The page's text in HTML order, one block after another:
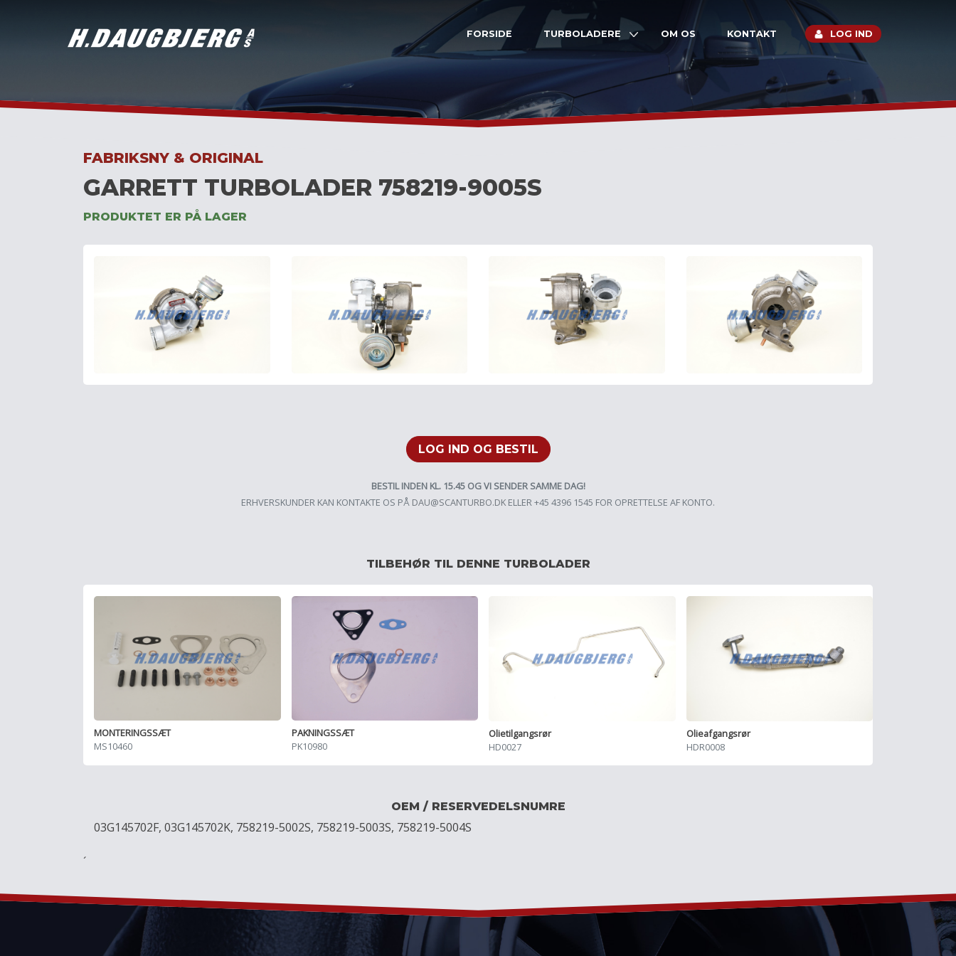
FORSIDE TURBOLADERE OM OS KONTAKT LOG IND
FABRIKSNY & ORIGINAL
GARRETT TURBOLADER 758219-9005S
PRODUKTET ER PÅ LAGER
LOG IND OG BESTIL
BESTIL INDEN KL. 15.45 OG VI SENDER SAMME DAG!
ERHVERSKUNDER KAN KONTAKTE OS PÅ DAU@SCANTURBO.DK ELLER +45 4396 1545 FOR OPRETTELSE AF KONTO.
TILBEHØR TIL DENNE TURBOLADER
MONTERINGSSÆT
MS10460
PAKNINGSSÆT
PK10980
Olietilgangsrør
HD0027
Olieafgangsrør
HDR0008
OEM / RESERVEDELSNUMRE
03G145702F, 03G145702K, 758219-5002S, 758219-5003S, 758219-5004S
´